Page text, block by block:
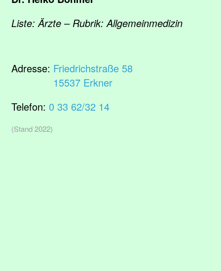
Liste: Ärzte – Rubrik: Allgemeinmedizin
Adresse: Friedrichstraße 58
15537 Erkner
Telefon: 0 33 62/32 14
(Stand 2022)